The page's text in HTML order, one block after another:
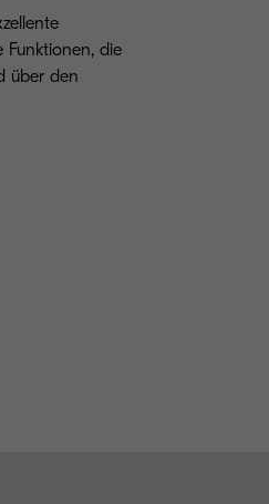
Funktionen, die
über den